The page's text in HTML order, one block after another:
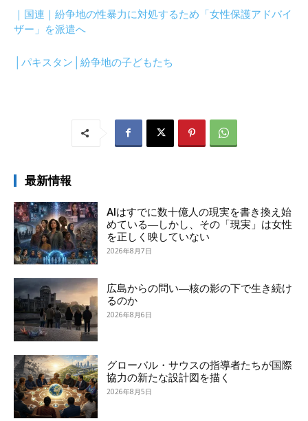
｜国連｜紛争地の性暴力に対処するため「女性保護アドバイ
ザー」を派遣へ
│パキスタン│紛争地の子どもたち
最新情報
AIはすでに数十億人の現実を書き換え始
めている―しかし、その「現実」は女性
を正しく映していない
2026年8月7日
広島からの問い―核の影の下で生き続け
るのか
2026年8月6日
グローバル・サウスの指導者たちが国際
協力の新たな設計図を描く
2026年8月5日